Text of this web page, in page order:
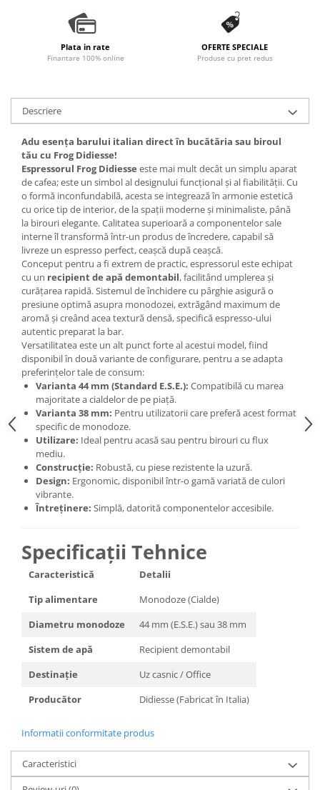
Altele
Plata in rate
Finantare 100% online
OFERTE SPECIALE
Produse cu pret redus
Descriere
Adu esența barului italian direct în bucătăria sau biroul
tău cu Frog Didiesse!
Espressorul Frog Didiesse este mai mult decât un simplu aparat
de cafea; este un simbol al designului funcțional și al fiabilității. Cu
o formă inconfundabilă, acesta se integrează în armonie estetică
cu orice tip de interior, de la spații moderne și minimaliste, până
la birouri elegante. Calitatea superioară a componentelor sale
interne îl transformă într-un produs de încredere, capabil să
livreze un espresso perfect, ceașcă după ceașcă.
Conceput pentru a fi extrem de practic, espressorul este echipat
cu un recipient de apă demontabil, facilitând umplerea și
curățarea rapidă. Sistemul de închidere cu pârghie asigură o
presiune optimă asupra monodozei, extrăgând maximum de
aromă și creând acea textură densă, specifică espresso-ului
autentic preparat la bar.
Versatilitatea este un alt punct forte al acestui model, fiind
disponibil în două variante de configurare, pentru a se adapta
preferințelor tale de consum:
Varianta 44 mm (Standard E.S.E.): Compatibilă cu marea
majoritate a cialdelor de pe piață.
Varianta 38 mm: Pentru utilizatorii care preferă acest format
specific de monodoze.
Utilizare: Ideal pentru acasă sau pentru birouri cu flux
mediu.
Construcție: Robustă, cu piese rezistente la uzură.
Design: Ergonomic, disponibil într-o gamă variată de culori
vibrante.
Întreținere: Simplă, datorită componentelor accesibile.
Specificații Tehnice
Caracteristică
Detalii
Tip alimentare
Monodoze (Cialde)
Diametru monodoze
44 mm (E.S.E.) sau 38 mm
Sistem de apă
Recipient demontabil
Destinație
Uz casnic / Office
Producător
Didiesse (Fabricat în Italia)
Informatii conformitate produs
Caracteristici